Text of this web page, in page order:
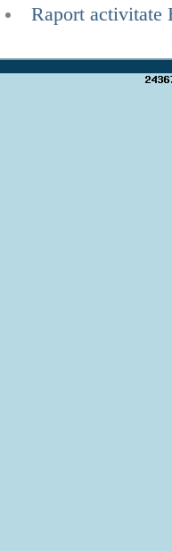
Raport activitate